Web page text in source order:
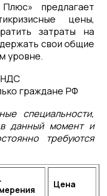
предлагает
цены,
затраты на
свои общие
уровне.
НДС
граждане РФ
специальности,
данный момент и
требуются
Цена